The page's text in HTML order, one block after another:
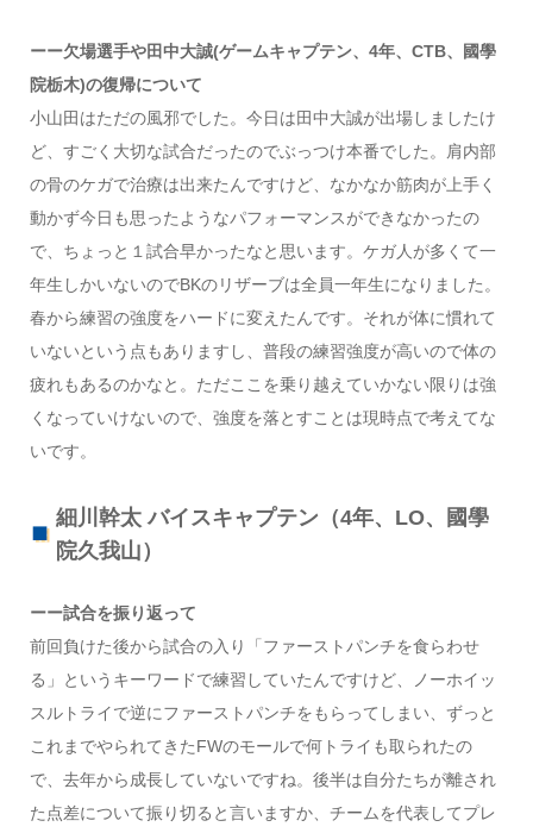
ーー欠場選手や田中大誠(ゲームキャプテン、4年、CTB、國學
院栃木)の復帰について
小山田はただの風邪でした。今日は田中大誠が出場しましたけ
ど、すごく大切な試合だったのでぶっつけ本番でした。肩内部
の骨のケガで治療は出来たんですけど、なかなか筋肉が上手く
動かず今日も思ったようなパフォーマンスができなかったの
で、ちょっと１試合早かったなと思います。 ケガ人が多くて一
年生しかいないのでBKのリザーブは全員一年生になりました。
春から練習の強度をハードに変えたんです。それが体に慣れて
いないという点もありますし、普段の練習強度が高いので体の
疲れもあるのかなと。ただここを乗り越えていかない限りは強
くなっていけないので、強度を落とすことは現時点で考えてな
いです。
細川幹太 バイスキャプテン（4年、LO、國學
院久我山）
ーー試合を振り返って
前回負けた後から試合の入り「ファーストパンチを食らわせ
る」というキーワードで練習していたんですけど、ノーホイッ
スルトライで逆にファーストパンチをもらってしまい、ずっと
これまでやられてきたFWのモールで何トライも取られたの
で、去年から成長していないですね。後半は自分たちが離され
た点差について振り切ると言いますか、チームを代表してプレ